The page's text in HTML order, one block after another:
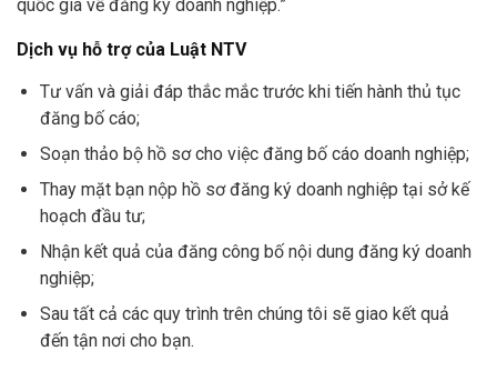
quốc gia về đăng ký doanh nghiệp.”
Dịch vụ hỗ trợ của Luật NTV
Tư vấn và giải đáp thắc mắc trước khi tiến hành thủ tục
đăng bố cáo;
Soạn thảo bộ hồ sơ cho việc đăng bố cáo doanh nghiệp;
Thay mặt bạn nộp hồ sơ đăng ký doanh nghiệp tại sở kế
hoạch đầu tư;
Nhận kết quả của đăng công bố nội dung đăng ký doanh
nghiệp;
Sau tất cả các quy trình trên chúng tôi sẽ giao kết quả
đến tận nơi cho bạn.